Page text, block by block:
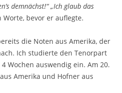
demnächst!“ „Ich glaub das
bevor er auflegte.
die Noten aus Amerika, der
Ich studierte den Tenorpart
Wochen auswendig ein. Am 20.
Amerika und Hofner aus